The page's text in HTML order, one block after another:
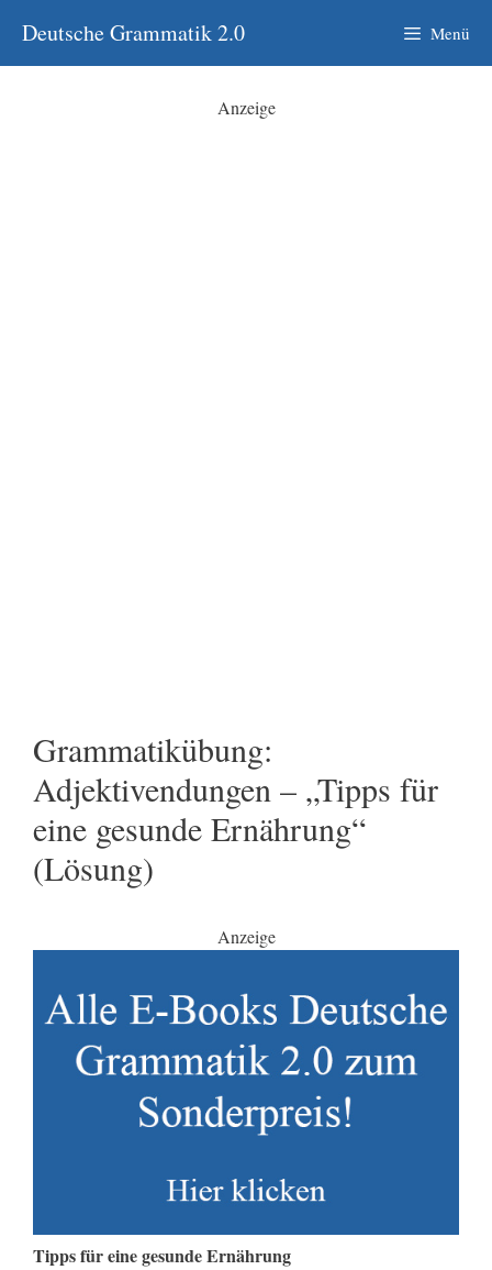
Inhalt
springen
Deutsche Grammatik 2.0 Menü
Anzeige
Grammatikübung:
Adjektivendungen – „Tipps für
eine gesunde Ernährung“
(Lösung)
Anzeige
Tipps für eine gesunde Ernährung